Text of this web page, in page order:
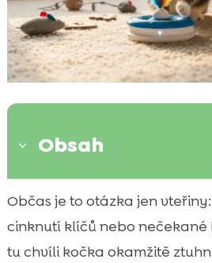
3 Obsah
 Proč je rychlé myšlení u
každodenní život

Jak kočka přemýšlí:
Občas je to otázka jen
cinknutí klíčů nebo nečekané
tu chvíli kočka okamžitě